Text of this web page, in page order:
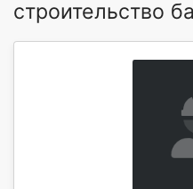
строительство